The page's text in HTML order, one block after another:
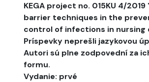
KEGA project no. 015KU 4/2019
barrier techniques in the
control of infections in nursing
Príspevky neprešli jazykovou
Autori sú plne zodpovední za
formu.
Vydanie: prvé